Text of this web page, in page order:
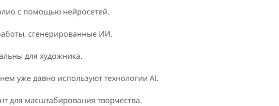
с помощью нейросетей.
сгенерированные ИИ.
для художника.
уже давно используют технологии AI.
для масштабирования творчества.